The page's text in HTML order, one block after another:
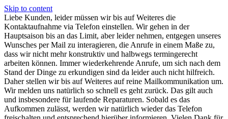
Skip to content
Liebe Kunden, leider müssen wir bis auf Weiteres die
Kontaktaufnahme via Telefon einstellen. Wir gehen in der
Hauptsaison bis an das Limit, aber leider nehmen, entgegen unseres
Wunsches per Mail zu interagieren, die Anrufe in einem Maße zu,
dass wir nicht mehr konstruktiv und halbwegs termingerecht
arbeiten können. Immer wiederkehrende Anrufe, um sich nach dem
Stand der Dinge zu erkundigen sind da leider auch nicht hilfreich.
Daher stellen wir bis auf Weiteres auf reine Mailkommunikation um.
Wir melden uns natürlich so schnell es geht zurück. Das gilt auch
und insbesondere für laufende Reparaturen. Sobald es das
Aufkommen zulässt, werden wir natürlich wieder das Telefon